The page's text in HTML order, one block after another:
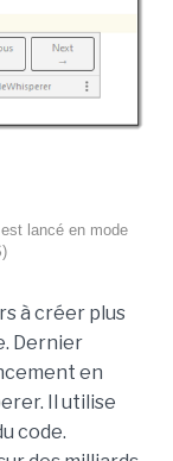
lancé en mode
à créer plus
Dernier
en
Il utilise
code.